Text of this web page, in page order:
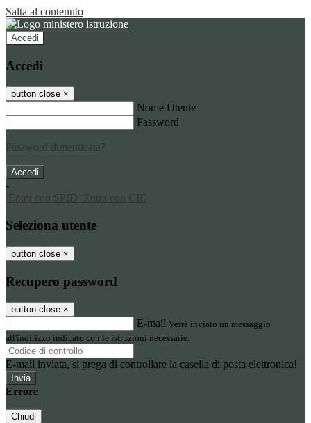
Salta al contenuto
Accedi
Accedi
button close ×
Nome Utente
Password
Password dimenticata?
-
Entra con SPID
Entra con CIE
Seleziona utente
button close ×
Recupero password
button close ×
E-mail Verrà inviato un messaggio
all'indirizzo indicato con le istruzioni necessarie.
E-mail inviata, si prega di controllare la casella di posta elettronica!
Errore
Chiudi